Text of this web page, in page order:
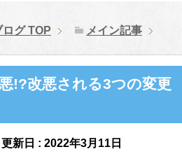
ログTOP メイン記事
!?改悪される3つの変更
更新日 : 2022年3月11日